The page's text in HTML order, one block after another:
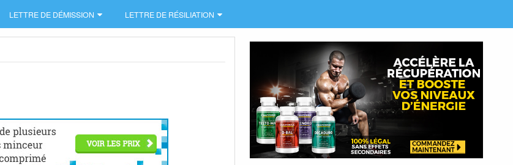
LETTRE DE DÉMISSION LETTRE DE RÉSILIATION